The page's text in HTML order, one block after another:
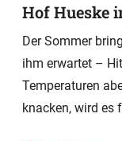
Hof Hueske
Der Sommer
ihm erwartet –
Temperaturen
knacken, wird es